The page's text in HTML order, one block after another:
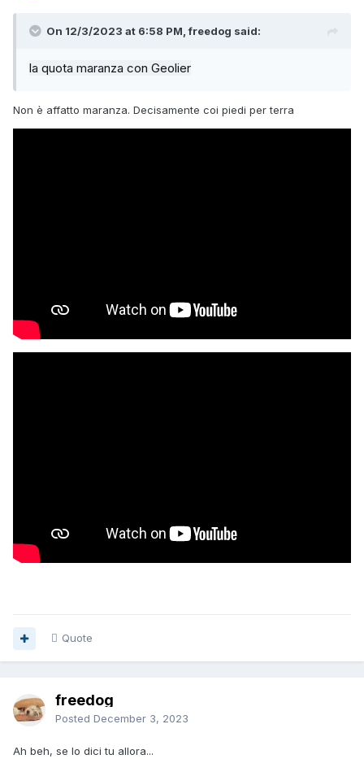
On 12/3/2023 at 6:58 PM, freedog said:
la quota maranza con Geolier
Non è affatto maranza. Decisamente coi piedi per terra
Quote
freedog
Posted December 3, 2023
Ah beh, se lo dici tu allora...